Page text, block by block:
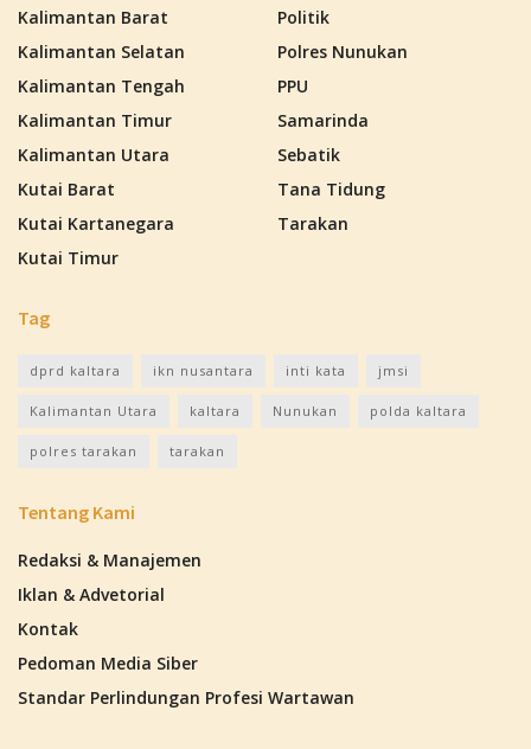
Kalimantan Barat
Kalimantan Selatan
Kalimantan Tengah
Kalimantan Timur
Kalimantan Utara
Kutai Barat
Kutai Kartanegara
Kutai Timur
Politik
Polres Nunukan
PPU
Samarinda
Sebatik
Tana Tidung
Tarakan
Tag
dprd kaltara ikn nusantara inti kata jmsi
Kalimantan Utara kaltara Nunukan polda kaltara
polres tarakan tarakan
Tentang Kami
Redaksi & Manajemen
Iklan & Advetorial
Kontak
Pedoman Media Siber
Standar Perlindungan Profesi Wartawan